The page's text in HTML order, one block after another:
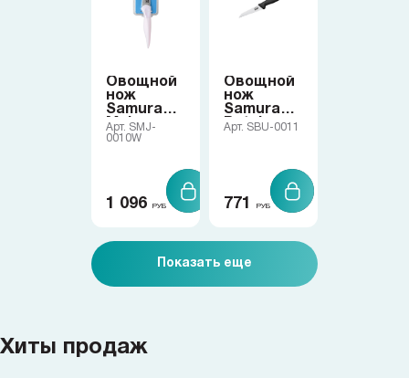
Овощной
нож
Samura
Mojo
Арт. SMJ-
0010W
1 096 РУБ
Овощной
нож
Samura
Butcher
Арт. SBU-0011
771 РУБ
Показать еще
Хиты продаж